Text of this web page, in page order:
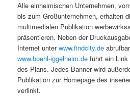
Alle einheimischen Unternehmen,
bis zum Großunternehmen, erhalten
multimedialen Publikation
präsentieren. Neben der
Internet unterwww.findcity.de
www.boehl-iggelheim.de führt ein Link
des Plans. Jedes Banner wird
Publikation zur Homepage des
verlinkt.